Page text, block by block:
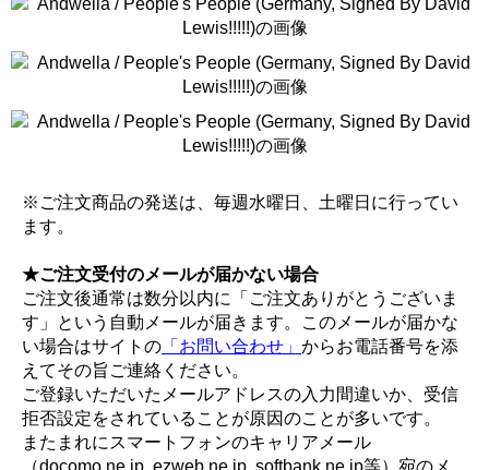
※ご注文商品の発送は、毎週水曜日、土曜日に行ってい
ます。
★ご注文受付のメールが届かない場合
ご注文後通常は数分以内に「ご注文ありがとうございま
す」という自動メールが届きます。このメールが届かな
い場合はサイトの 「お問い合わせ」 からお電話番号を添
えてその旨ご連絡ください。
ご登録いただいたメールアドレスの入力間違いか、受信
拒否設定をされていることが原因のことが多いです。
またまれにスマートフォンのキャリアメール
（docomo.ne.jp, ezweb.ne.jp, softbank.ne.jp等）宛のメ